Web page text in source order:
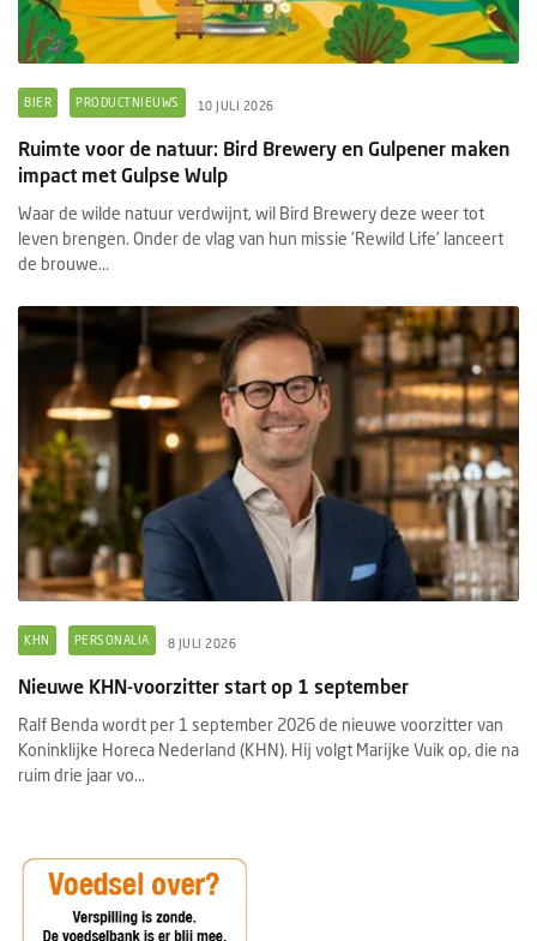
BIER PRODUCTNIEUWS 10 JULI 2026
Ruimte voor de natuur: Bird Brewery en Gulpener maken
impact met Gulpse Wulp
Waar de wilde natuur verdwijnt, wil Bird Brewery deze weer tot
leven brengen. Onder de vlag van hun missie 'Rewild Life’ lanceert
de brouwe...
KHN PERSONALIA 8 JULI 2026
Nieuwe KHN-voorzitter start op 1 september
Ralf Benda wordt per 1 september 2026 de nieuwe voorzitter van
Koninklijke Horeca Nederland (KHN). Hij volgt Marijke Vuik op, die na
ruim drie jaar vo...